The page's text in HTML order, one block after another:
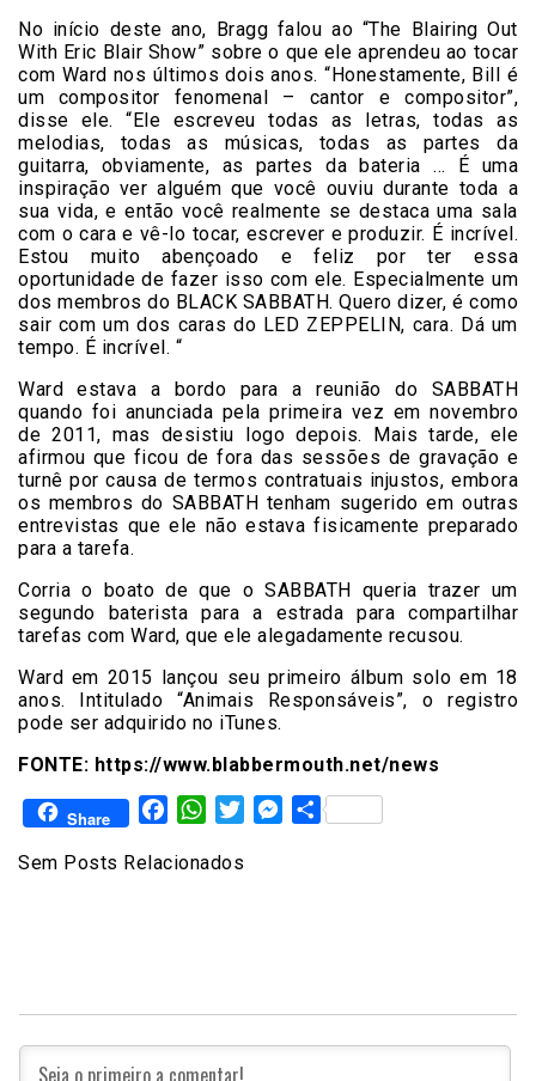
No início deste ano, Bragg falou ao “The Blairing Out
With Eric Blair Show” sobre o que ele aprendeu ao tocar
com Ward nos últimos dois anos. “Honestamente, Bill é
um compositor fenomenal – cantor e compositor”,
disse ele. “Ele escreveu todas as letras, todas as
melodias, todas as músicas, todas as partes da
guitarra, obviamente, as partes da bateria … É uma
inspiração ver alguém que você ouviu durante toda a
sua vida, e então você realmente se destaca uma sala
com o cara e vê-lo tocar, escrever e produzir. É incrível.
Estou muito abençoado e feliz por ter essa
oportunidade de fazer isso com ele. Especialmente um
dos membros do BLACK SABBATH. Quero dizer, é como
sair com um dos caras do LED ZEPPELIN, cara. Dá um
tempo. É incrível. “
Ward estava a bordo para a reunião do SABBATH
quando foi anunciada pela primeira vez em novembro
de 2011, mas desistiu logo depois. Mais tarde, ele
afirmou que ficou de fora das sessões de gravação e
turnê por causa de termos contratuais injustos, embora
os membros do SABBATH tenham sugerido em outras
entrevistas que ele não estava fisicamente preparado
para a tarefa.
Corria o boato de que o SABBATH queria trazer um
segundo baterista para a estrada para compartilhar
tarefas com Ward, que ele alegadamente recusou.
Ward em 2015 lançou seu primeiro álbum solo em 18
anos. Intitulado “Animais Responsáveis”, o registro
pode ser adquirido no iTunes.
FONTE: https://www.blabbermouth.net/news
Share FacebookWhatsAppTwitterMessenger
Share
Sem Posts Relacionados